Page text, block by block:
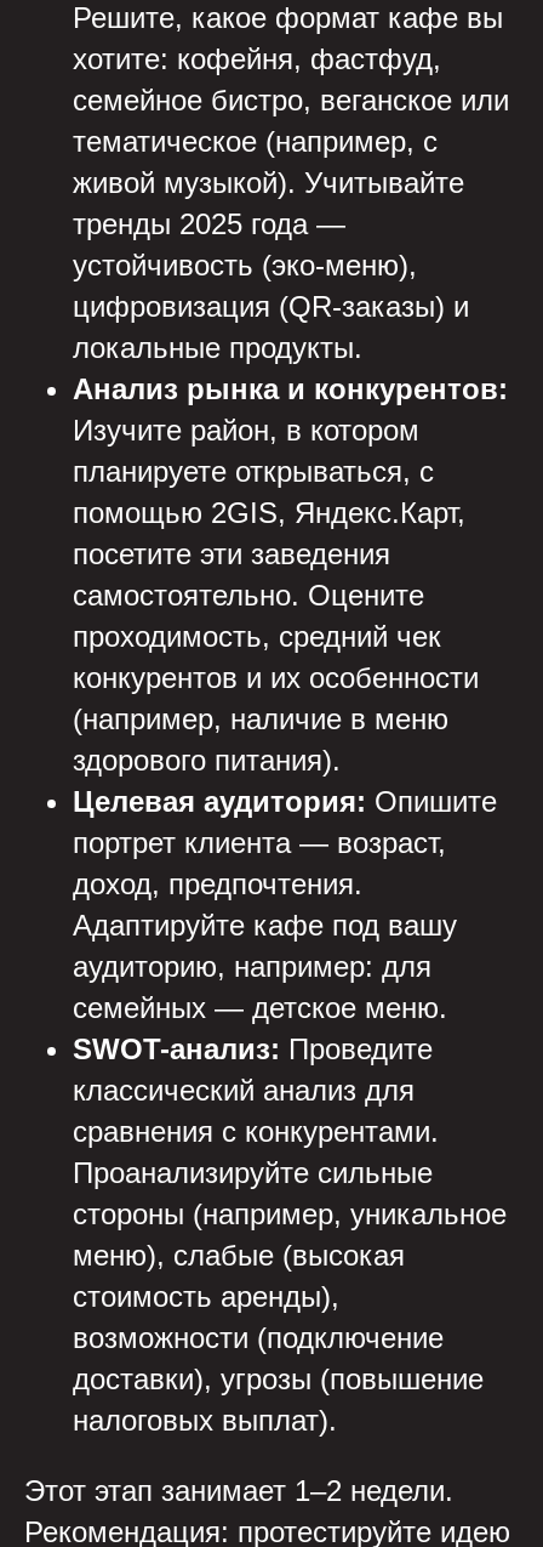
Решите, какое формат кафе вы
хотите: кофейня, фастфуд,
семейное бистро, веганское или
тематическое (например, с
живой музыкой). Учитывайте
тренды 2025 года —
устойчивость (эко-меню),
цифровизация (QR-заказы) и
локальные продукты.
Анализ рынка и конкурентов:
Изучите район, в котором
планируете открываться, с
помощью 2GIS, Яндекс.Карт,
посетите эти заведения
самостоятельно. Оцените
проходимость, средний чек
конкурентов и их особенности
(например, наличие в меню
здорового питания).
Целевая аудитория: Опишите
портрет клиента — возраст,
доход, предпочтения.
Адаптируйте кафе под вашу
аудиторию, например: для
семейных — детское меню.
SWOT-анализ: Проведите
классический анализ для
сравнения с конкурентами.
Проанализируйте сильные
стороны (например, уникальное
меню), слабые (высокая
стоимость аренды),
возможности (подключение
доставки), угрозы (повышение
налоговых выплат).
Этот этап занимает 1–2 недели.
Рекомендация: протестируйте идею